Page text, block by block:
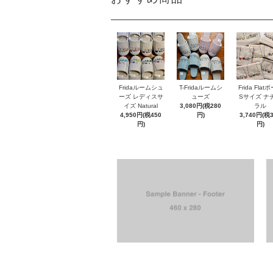
Fridaルームシュ
ーズ レディスサ
イズ Natural
4,950円(税450
円)
T-Fridaルームシ
ューズ
3,080円(税280
円)
Frida Flatポ
Sサイズ ナ
ラル
3,740円(税
円)